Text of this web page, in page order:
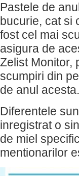
Pastele de
bucurie, cat si
fost cel mai
asigura de
Zelist Monitor,
scumpiri din
de anul acesta.
Diferentele
inregistrat o
de miel
mentionarilor